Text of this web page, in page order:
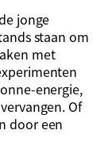
jonge
staan om
met
energie,
Of
door een